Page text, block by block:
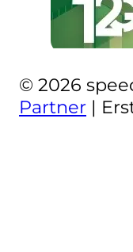
© 2026
Partner |